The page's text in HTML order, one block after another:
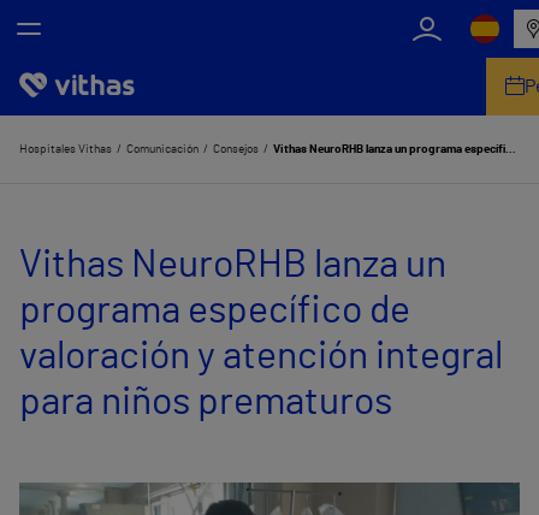
Nosotros
Servicios de salud
Equipo médico y asistencial
Hospitales Vithas Comunicación Consejos Vithas NeuroRHB lanza un programa específico de valoración y atención integral para niños prematuros
Vithas NeuroRHB lanza un
programa específico de
valoración y atención integral
para niños prematuros